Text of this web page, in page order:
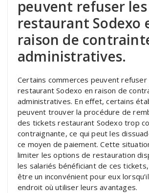
peuvent refuser
restaurant Sodexo
raison de
administratives.
Certains commerces peuvent
restaurant Sodexo en raison de
administratives. En effet, certains
peuvent trouver la procédure de
des tickets restaurant Sodexo trop
contraignante, ce qui peut les
ce moyen de paiement. Cette
limiter les options de restauration
les salariés bénéficiant de ces
être un inconvénient pour eux
endroit où utiliser leurs avantages.